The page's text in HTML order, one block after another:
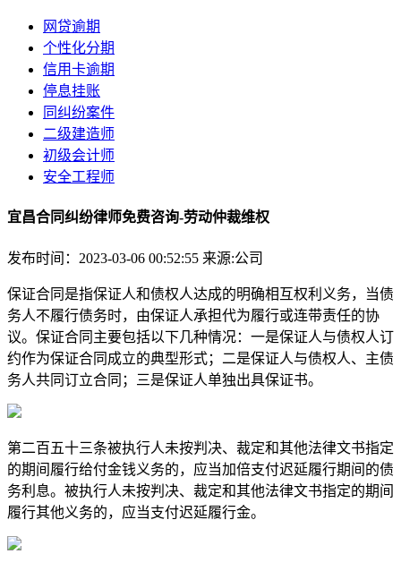
网贷逾期
个性化分期
信用卡逾期
停息挂账
同纠纷案件
二级建造师
初级会计师
安全工程师
宜昌合同纠纷律师免费咨询-劳动仲裁维权
发布时间：2023-03-06 00:52:55 来源:公司
保证合同是指保证人和债权人达成的明确相互权利义务，当债
务人不履行债务时，由保证人承担代为履行或连带责任的协
议。保证合同主要包括以下几种情况：一是保证人与债权人订
约作为保证合同成立的典型形式；二是‌‌保证人与债权人、主债
务人共同订立合同；三是‌‌保证人单独出具保证书‌。
第二百五十三条被执行人未按判决、裁定和其他法律文书指定
的期间履行给付金钱义务的，应当加倍支付迟延履行期间的债
务利息。被执行人未按判决、裁定和其他法律文书指定的期间
履行其他义务的，应当支付迟延履行金。